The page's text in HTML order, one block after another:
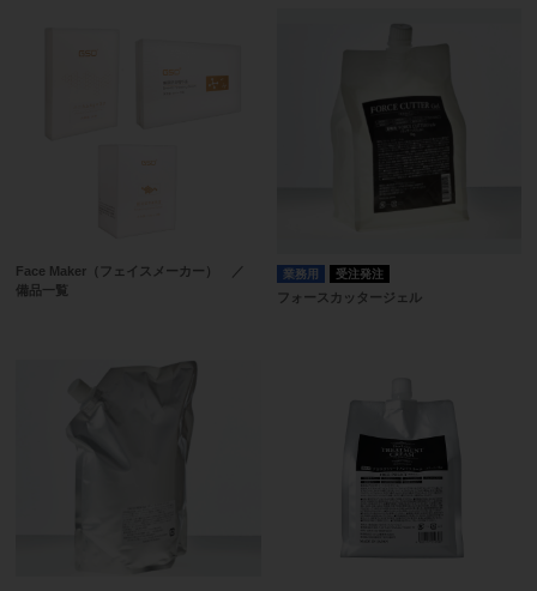
Face Maker（フェイスメーカー） ／
備品一覧
業務用 受注発注
フォースカッタージェル